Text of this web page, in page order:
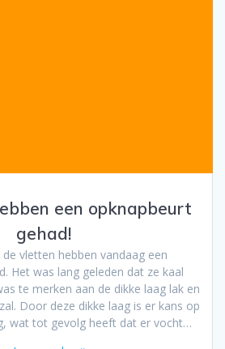
een opknapbeurt
gehad!
vletten hebben vandaag een
Het was lang geleden dat ze kaal
te merken aan de dikke laag lak en
Door deze dikke laag is er kans op
wat tot gevolg heeft dat er vocht…